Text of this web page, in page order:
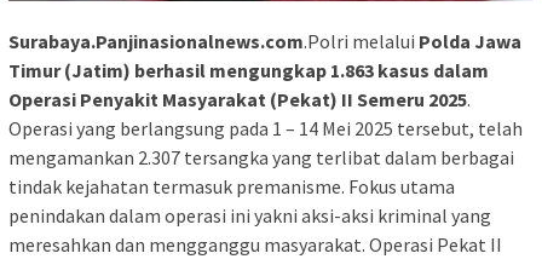
Surabaya.Panjinasionalnews.com.Polri melalui Polda Jawa
Timur (Jatim) berhasil mengungkap 1.863 kasus dalam
Operasi Penyakit Masyarakat (Pekat) II Semeru 2025.
Operasi yang berlangsung pada 1 – 14 Mei 2025 tersebut, telah
mengamankan 2.307 tersangka yang terlibat dalam berbagai
tindak kejahatan termasuk premanisme. Fokus utama
penindakan dalam operasi ini yakni aksi-aksi kriminal yang
meresahkan dan mengganggu masyarakat. Operasi Pekat II